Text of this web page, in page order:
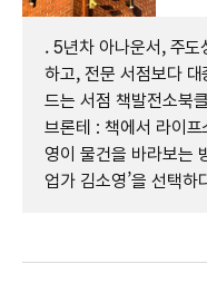
. 5년차 아나운서, 주도
하고, 전문 서점보다
드는 서점 책발전소북
브론테 : 책에서 라이
영이 물건을 바라보는
업가 김소영’을 선택하